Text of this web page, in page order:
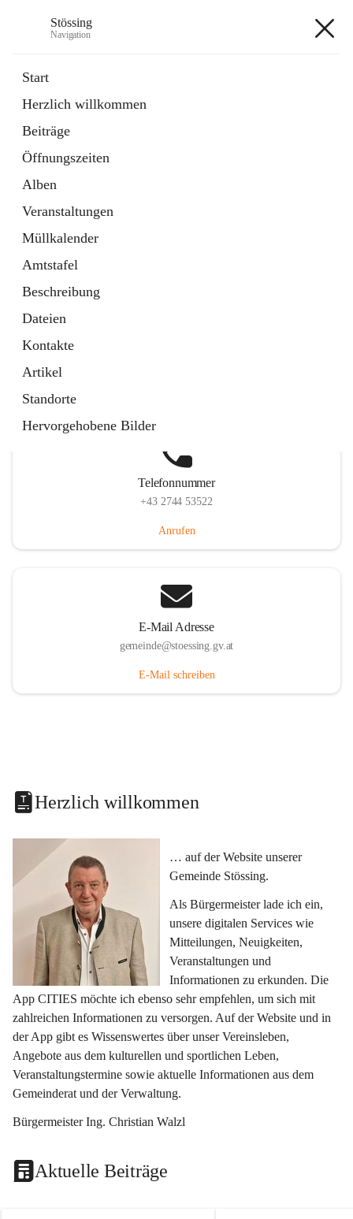
Stössing
Navigation
Start
Herzlich willkommen
Beiträge
Öffnungszeiten
Alben
Veranstaltungen
Müllkalender
Amtstafel
Beschreibung
Dateien
Kontakte
Artikel
Standorte
Hervorgehobene Bilder
Datei
in
Tab
Kindergarten
öffnet
in
neuem
Tab
Telefonnummer
+43 2744 53522
Anrufen
E-Mail Adresse
gemeinde@stoessing.gv.at
E-Mail schreiben
Herzlich willkommen
… auf der Website unserer
Gemeinde Stössing.
Als Bürgermeister lade ich ein,
unsere digitalen Services wie
Mitteilungen, Neuigkeiten,
Veranstaltungen und
Informationen zu erkunden. Die
App CITIES möchte ich ebenso sehr empfehlen, um sich mit
zahlreichen Informationen zu versorgen. Auf der Website und in
der App gibt es Wissenswertes über unser Vereinsleben,
Angebote aus dem kulturellen und sportlichen Leben,
Veranstaltungstermine sowie aktuelle Informationen aus dem
Gemeinderat und der Verwaltung.
Bürgermeister Ing. Christian Walzl
Aktuelle Beiträge